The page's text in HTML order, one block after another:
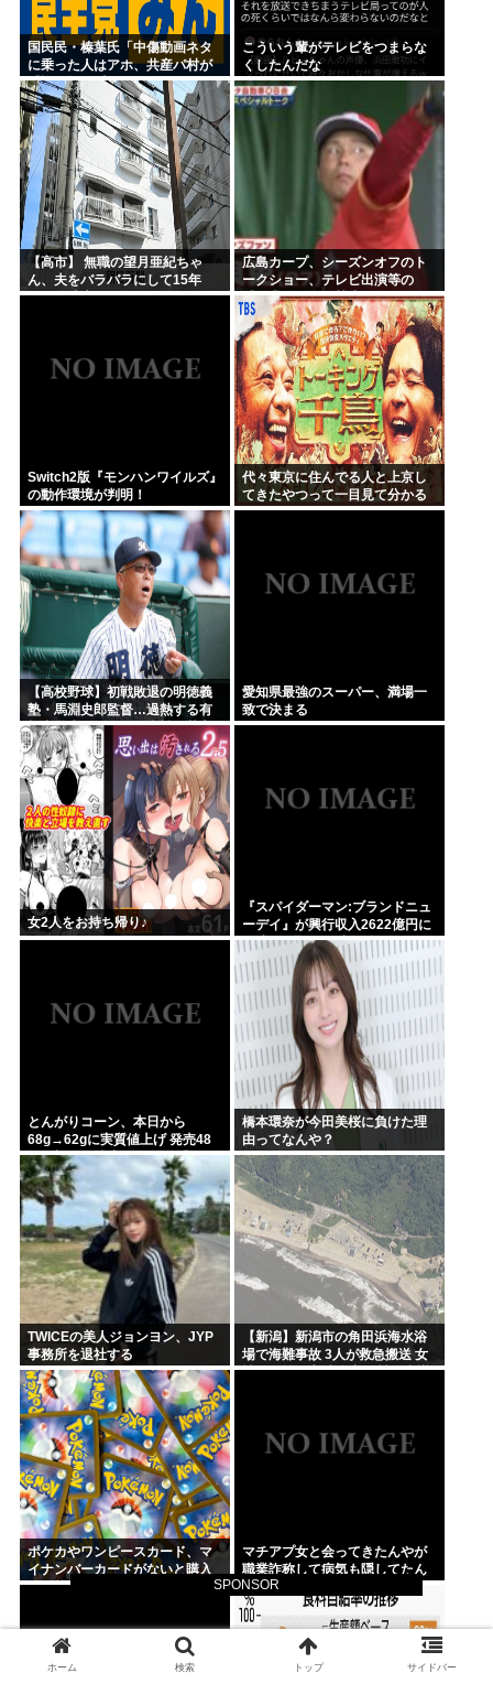
SPONSOR
国民民・榛葉氏「中傷動画ネタ
に乗った人はアホ、共産パ村が
『詐欺師』呼ばわりしてるがそ
れも危険」
こういう輩がテレビをつまらな
くしたんだな
【高市】 無職の望月亜紀ちゃ
ん、夫をバラバラにして15年
間、冷凍庫で保存
広島カープ、シーズンオフのト
ークショー、テレビ出演等の
「副業」を全面禁止www
Switch2版『モンハンワイルズ』
の動作環境が判明！
代々東京に住んでる人と上京し
てきたやつって一目見て分かる
よね。あれなんで？
【高校野球】初戦敗退の明徳義
塾・馬淵史郎監督…過熱する有
望中学生のスカウト合戦に苦言
「高校野球が衰退していく」
愛知県最強のスーパー、満場一
致で決まる
女2人をお持ち帰り♪
『スパイダーマン:ブランドニュ
ーデイ』が興行収入2622億円に
到達！2週目も好調に推移へ
とんがりコーン、本日から
68g→62gに実質値上げ 発売48
年で初の箱縮小 メーカー「CO2
も1067トン削減できます笑」
橋本環奈が今田美桜に負けた理
由ってなんや？
TWICEの美人ジョンヨン、JYP
事務所を退社する
【新潟】新潟市の角田浜海水浴
場で海難事故 3人が救急搬送 女
性と男児が心肺停止 男性は意識
ポケカやワンピースカード、マ
イナンバーカードがないと購入
不可能へ
マチアプ女と会ってきたんやが
職業詐称して病気も隠してたん
やが
ホーム 検索 トップ サイドバー